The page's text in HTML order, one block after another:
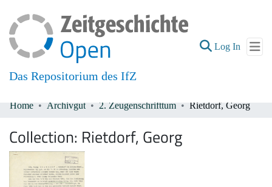
Das Repositorium des IfZ
Log In (current)
All of DSpace
Home Archivgut 2. Zeugenschrifttum Rietdorf, Georg
Collection: Rietdorf, Georg